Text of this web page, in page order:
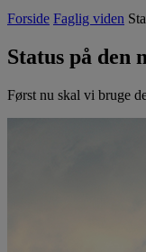
Forside Faglig viden
Status på den
Først nu skal vi bruge